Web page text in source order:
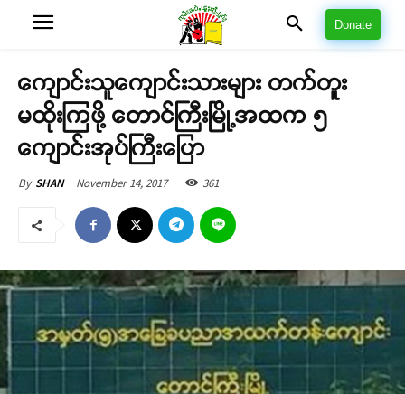
Donate
ကျောင်းသူကျောင်းသားများ တက်တူး
မထိုးကြဖို့ တောင်ကြီးမြို့အထက ၅
ကျောင်းအုပ်ကြီးပြော
By SHAN November 14, 2017 361